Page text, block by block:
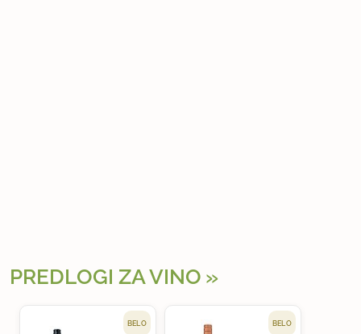
PREDLOGI ZA VINO
BELO BELO